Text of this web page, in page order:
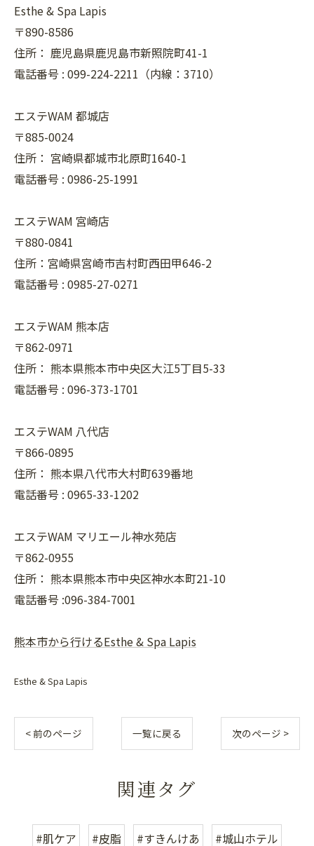
Esthe & Spa Lapis
〒890-8586
住所： 鹿児島県鹿児島市新照院町41-1
電話番号 : 099-224-2211（内線：3710）
エステWAM 都城店
〒885-0024
住所： 宮崎県都城市北原町1640-1
電話番号 : 0986-25-1991
エステWAM 宮崎店
〒880-0841
住所：宮崎県宮崎市吉村町西田甲646-2
電話番号 : 0985-27-0271
エステWAM 熊本店
〒862-0971
住所： 熊本県熊本市中央区大江5丁目5-33
電話番号 : 096-373-1701
エステWAM 八代店
〒866-0895
住所： 熊本県八代市大村町639番地
電話番号 : 0965-33-1202
エステWAM マリエール神水苑店
〒862-0955
住所： 熊本県熊本市中央区神水本町21-10
電話番号 :096-384-7001
熊本市から行けるEsthe & Spa Lapis
Esthe & Spa Lapis
< 前のページ 一覧に戻る 次のページ >
関連タグ
#肌ケア #皮脂 #すきんけあ #城山ホテル